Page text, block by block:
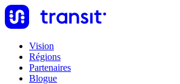
Vision
Régions
Partenaires
Blogue